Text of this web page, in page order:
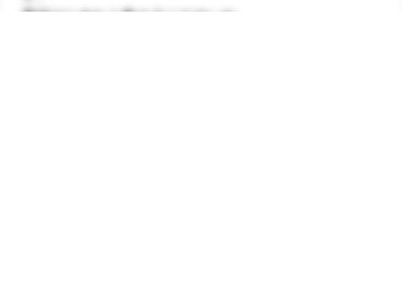
番組はじめたら教えてくださいね。